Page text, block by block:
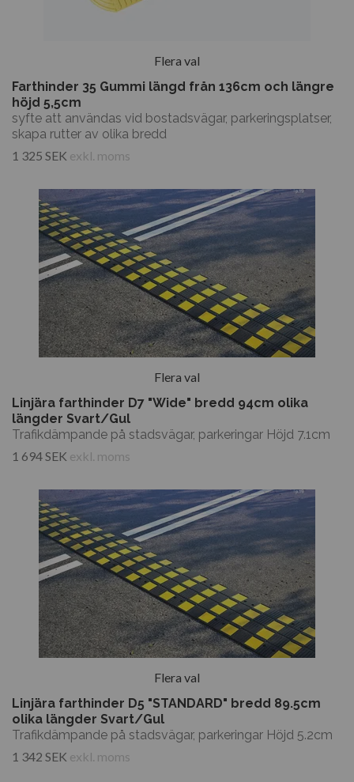
Flera val
Farthinder 35 Gummi längd från 136cm och längre
höjd 5,5cm
syfte att användas vid bostadsvägar, parkeringsplatser,
skapa rutter av olika bredd
1 325 SEK exkl. moms
Flera val
Linjära farthinder D7 "Wide" bredd 94cm olika
längder Svart/Gul
Trafikdämpande på stadsvägar, parkeringar Höjd 7.1cm
1 694 SEK exkl. moms
Flera val
Linjära farthinder D5 "STANDARD" bredd 89.5cm
olika längder Svart/Gul
Trafikdämpande på stadsvägar, parkeringar Höjd 5.2cm
1 342 SEK exkl. moms